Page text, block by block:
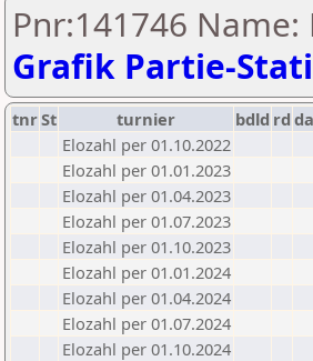
Pnr:141746 Name:
Grafik Partie-
tnrSt turnier bdld rd
Elozahl per 01.10.2022
Elozahl per 01.01.2023
Elozahl per 01.04.2023
Elozahl per 01.07.2023
Elozahl per 01.10.2023
Elozahl per 01.01.2024
Elozahl per 01.04.2024
Elozahl per 01.07.2024
Elozahl per 01.10.2024